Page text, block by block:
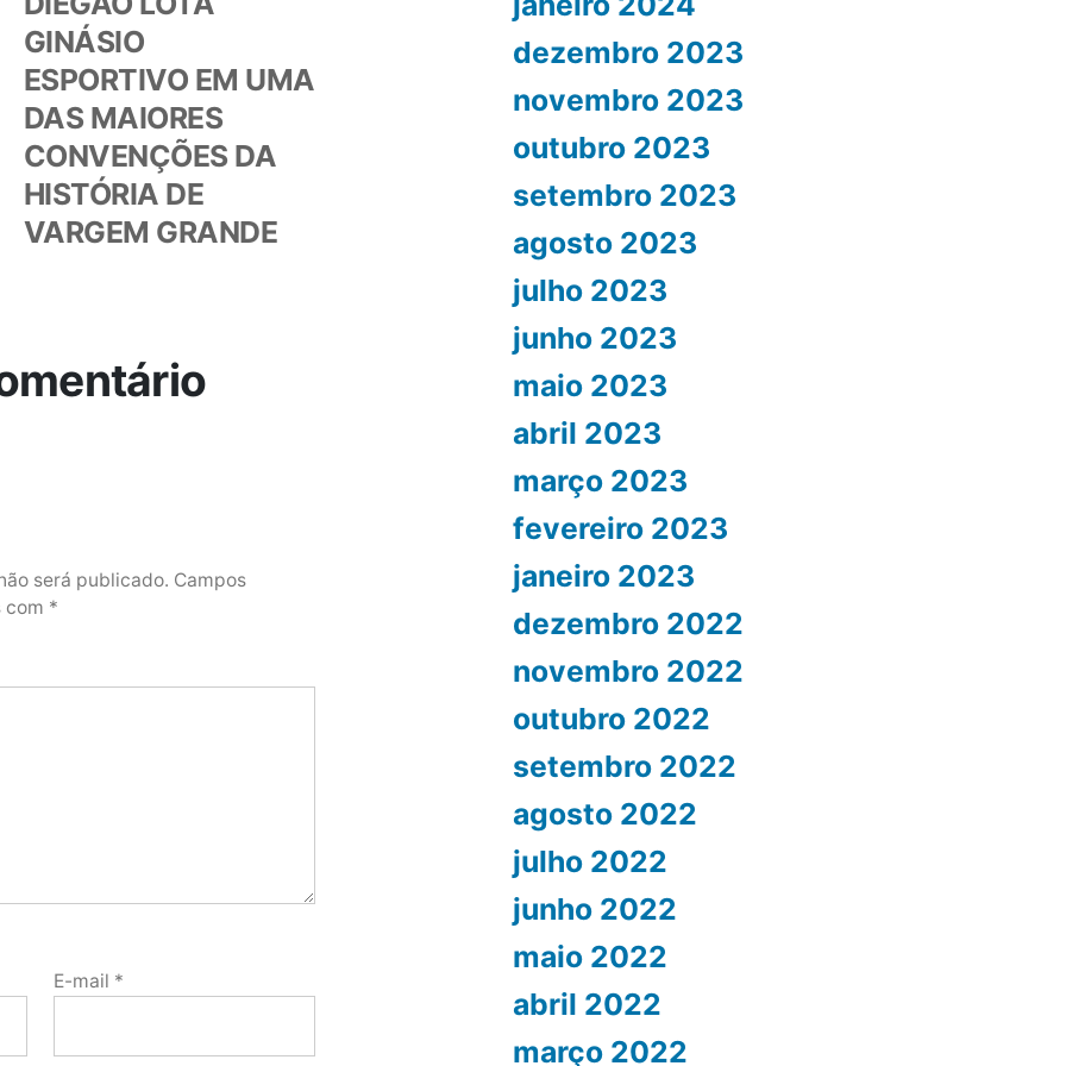
GINÁSIO
ESPORTIVO EM UMA
DAS MAIORES
CONVENÇÕES DA
HISTÓRIA DE
VARGEM GRANDE
será publicado. Campos
com *
E-mail *
dezembro 2023
novembro 2023
outubro 2023
setembro 2023
agosto 2023
julho 2023
junho 2023
maio 2023
abril 2023
março 2023
fevereiro 2023
janeiro 2023
dezembro 2022
novembro 2022
outubro 2022
setembro 2022
agosto 2022
julho 2022
junho 2022
maio 2022
abril 2022
março 2022